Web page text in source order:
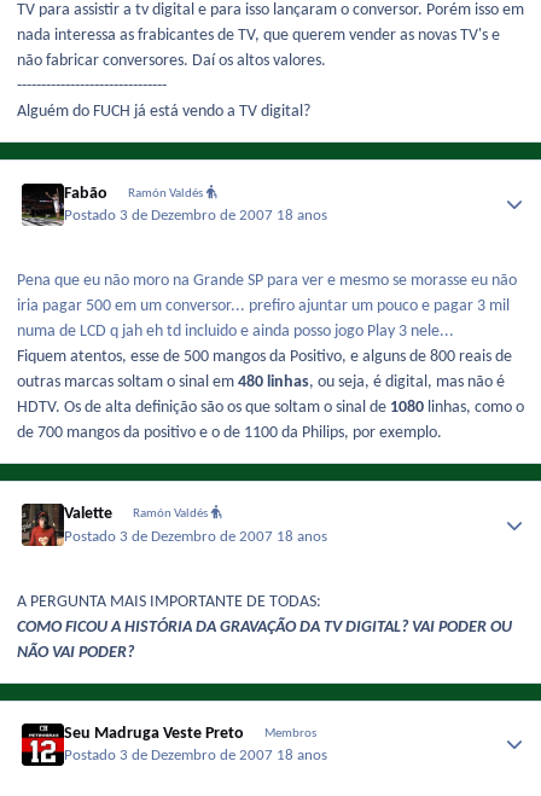
TV para assistir a tv digital e para isso lançaram o conversor. Porém isso em
nada interessa as frabicantes de TV, que querem vender as novas TV's e
não fabricar conversores. Daí os altos valores.
-------------------------------
Alguém do FUCH já está vendo a TV digital?
Fabão Ramón Valdés
Postado 3 de Dezembro de 2007 18 anos
Pena que eu não moro na Grande SP para ver e mesmo se morasse eu não
iria pagar 500 em um conversor... prefiro ajuntar um pouco e pagar 3 mil
numa de LCD q jah eh td incluido e ainda posso jogo Play 3 nele...
Fiquem atentos, esse de 500 mangos da Positivo, e alguns de 800 reais de
outras marcas soltam o sinal em 480 linhas, ou seja, é digital, mas não é
HDTV. Os de alta definição são os que soltam o sinal de 1080 linhas, como o
de 700 mangos da positivo e o de 1100 da Philips, por exemplo.
Valette Ramón Valdés
Postado 3 de Dezembro de 2007 18 anos
A PERGUNTA MAIS IMPORTANTE DE TODAS:
COMO FICOU A HISTÓRIA DA GRAVAÇÃO DA TV DIGITAL? VAI PODER OU
NÃO VAI PODER?
Seu Madruga Veste Preto Membros
Postado 3 de Dezembro de 2007 18 anos